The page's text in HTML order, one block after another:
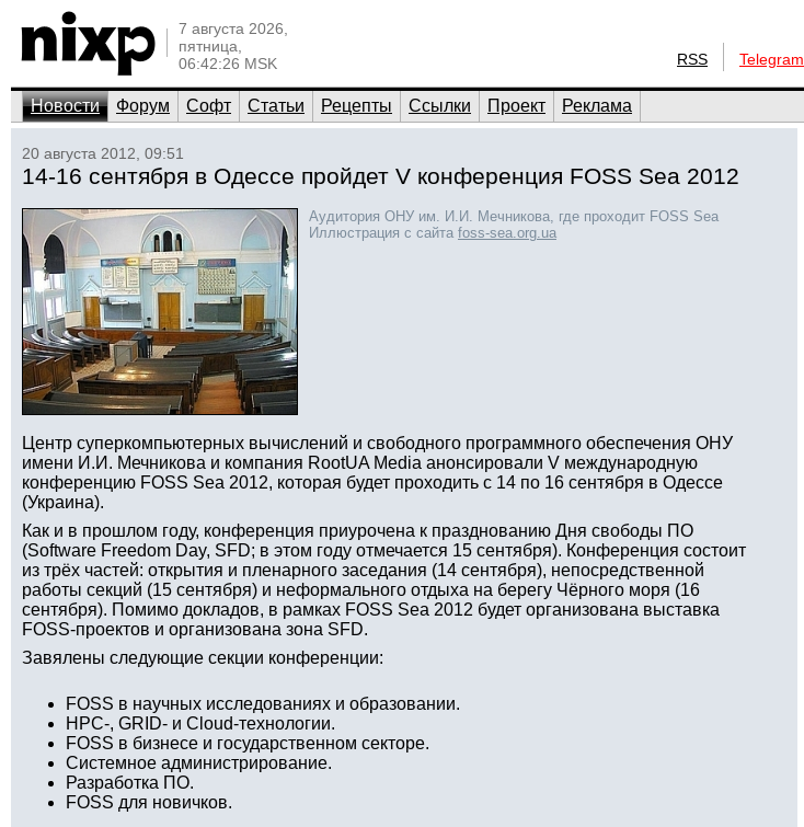
7 августа 2026,
пятница,
06:42:26 MSK
RSS Telegram
Новости Форум Софт Статьи Рецепты Ссылки Проект Реклама
20 августа 2012, 09:51
14-16 сентября в Одессе пройдет V конференция FOSS Sea 2012
Аудитория ОНУ им. И.И. Мечникова, где проходит FOSS Sea
Иллюстрация с сайта foss-sea.org.ua
Центр суперкомпьютерных вычислений и свободного программного обеспечения ОНУ
имени И.И. Мечникова и компания RootUA Media анонсировали V международную
конференцию FOSS Sea 2012, которая будет проходить с 14 по 16 сентября в Одессе
(Украина).
Как и в прошлом году, конференция приурочена к празднованию Дня свободы ПО
(Software Freedom Day, SFD; в этом году отмечается 15 сентября). Конференция состоит
из трёх частей: открытия и пленарного заседания (14 сентября), непосредственной
работы секций (15 сентября) и неформального отдыха на берегу Чёрного моря (16
сентября). Помимо докладов, в рамках FOSS Sea 2012 будет организована выставка
FOSS-проектов и организована зона SFD.
Завялены следующие секции конференции:
FOSS в научных исследованиях и образовании.
HPC-, GRID- и Cloud-технологии.
FOSS в бизнесе и государственном секторе.
Системное администрирование.
Разработка ПО.
FOSS для новичков.